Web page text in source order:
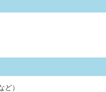
ど）